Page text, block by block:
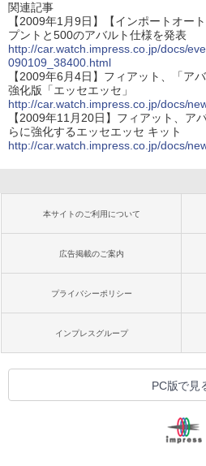
関連記事
【2009年1月9日】【インポートオー
プントと500のアバルト仕様を発表
http://car.watch.impress.co.jp/docs/
090109_38400.html
【2009年6月4日】フィアット、「ア
強化版「エッセエッセ」
http://car.watch.impress.co.jp/docs/
【2009年11月20日】フィアット、ア
らに強化するエッセエッセ キット
http://car.watch.impress.co.jp/docs/
本サイトのご利用について
広告掲載のご案内
プライバシーポリシー
インプレスグループ
PC版で見